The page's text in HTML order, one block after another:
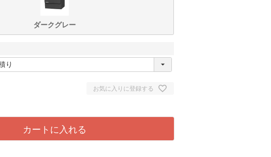
ダークグレー
お気に入りに登録する
カートに入れる